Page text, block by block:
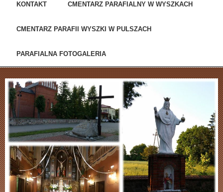
KONTAKT CMENTARZ PARAFIALNY W WYSZKACH
CMENTARZ PARAFII WYSZKI W PULSZACH
PARAFIALNA FOTOGALERIA